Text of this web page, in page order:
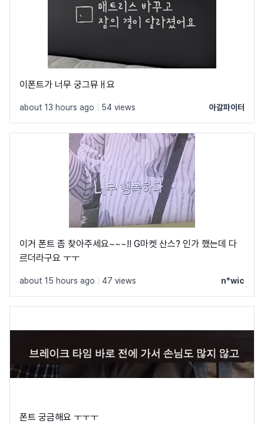
이폰트가 너무 궁그뮤ㅐ요
about 13 hours ago 54 views 아갈파이터
이거 폰트 좀 찾아주세요~~~!! G마켓 산스? 인가 했는데 다
르더라구요 ㅜㅜ
about 15 hours ago 47 views n*wic
폰트 궁금해요 ㅜㅜㅜ